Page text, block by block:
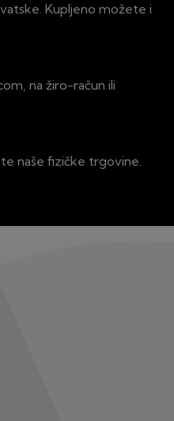
Kupljeno možete i
na žiro-račun ili
naše fizičke trgovine.